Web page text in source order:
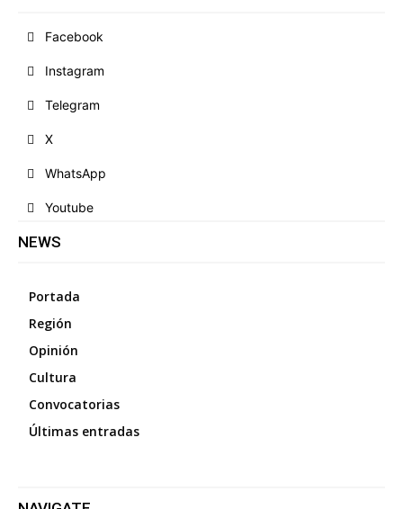
Facebook
Instagram
Telegram
X
WhatsApp
Youtube
NEWS
Portada
Región
Opinión
Cultura
Convocatorias
Últimas entradas